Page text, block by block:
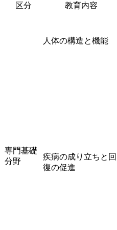
区分
教育内容
専門基礎
分野
人体の構造と機能
疾病の成り立ちと回
復の促進